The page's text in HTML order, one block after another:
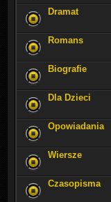
Dramat
Romans
Biografie
Dla Dzieci
Opowiadania
Wiersze
Czasopisma